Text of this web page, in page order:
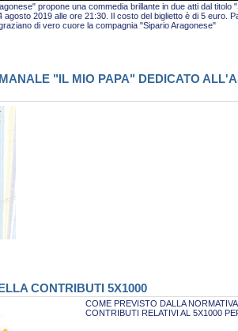
propone una commedia brillante in due atti dal
agosto 2019 alle ore 21:30. Il costo del biglietto è di 5 euro.
di vero cuore la compagnia "Sipario Aragonese"
"IL MIO PAPA" DEDICATO
CONTRIBUTI 5X1000
COME PREVISTO DALLA
CONTRIBUTI RELATIVI AL 5X1000